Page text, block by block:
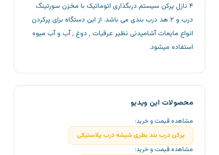
۴ نازل پرکن سیستم دربگذاری اتوماتیک با مخزن سورتینگ
درب و ۲ هد درب بندی می باشد. از این دستگاه برای پرکردن
انواع مایعات آشامیدنی نظیر عرقیات ٬ دوغ ٬ آب و آب میوه
استفاده میشود.
محصولات این ویدیو
مشاهده قیمت و خرید:
پرکن درب بند بطری شیشه درب پلاستیکی
مشاهده قیمت و خرید: